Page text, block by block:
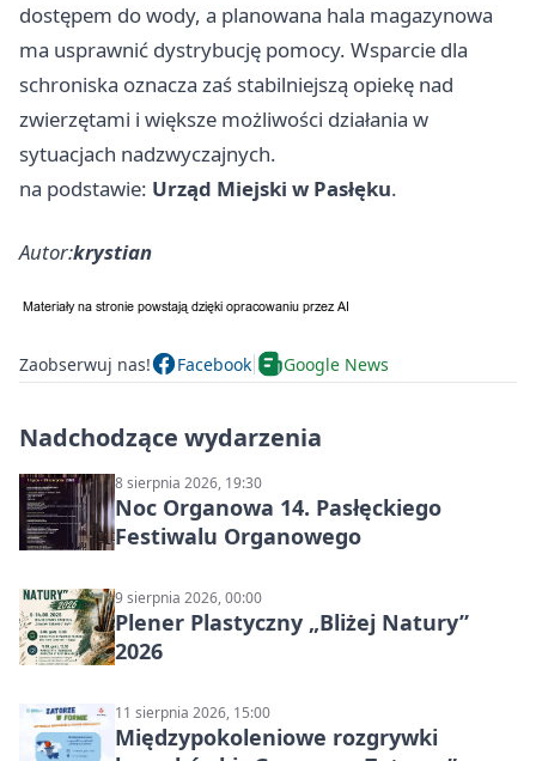
dostępem do wody, a planowana hala magazynowa
ma usprawnić dystrybucję pomocy. Wsparcie dla
schroniska oznacza zaś stabilniejszą opiekę nad
zwierzętami i większe możliwości działania w
sytuacjach nadzwyczajnych.
na podstawie: Urząd Miejski w Pasłęku.
Autor:krystian
Zaobserwuj nas! Facebook Google News
Nadchodzące wydarzenia
8 sierpnia 2026, 19:30
Noc Organowa 14. Pasłęckiego
Festiwalu Organowego
9 sierpnia 2026, 00:00
Plener Plastyczny „Bliżej Natury”
2026
11 sierpnia 2026, 15:00
Międzypokoleniowe rozgrywki